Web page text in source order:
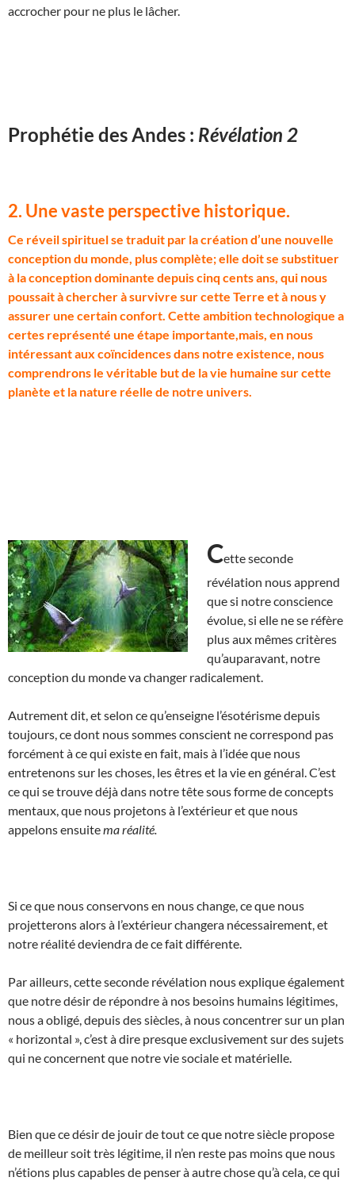
accrocher pour ne plus le lâcher.
Prophétie des Andes : Révélation 2
2. Une vaste perspective historique.
Ce réveil spirituel se traduit par la création d’une nouvelle
conception du monde, plus complète; elle doit se substituer
à la conception dominante depuis cinq cents ans, qui nous
poussait à chercher à survivre sur cette Terre et à nous y
assurer une certain confort. Cette ambition technologique a
certes représenté une étape importante,mais, en nous
intéressant aux coïncidences dans notre existence, nous
comprendrons le véritable but de la vie humaine sur cette
planète et la nature réelle de notre univers.
Cette seconde
révélation nous apprend
que si notre conscience
évolue, si elle ne se réfère
plus aux mêmes critères
qu’auparavant, notre
conception du monde va changer radicalement.
Autrement dit, et selon ce qu’enseigne l’ésotérisme depuis
toujours, ce dont nous sommes conscient ne correspond pas
forcément à ce qui existe en fait, mais à l’idée que nous
entretenons sur les choses, les êtres et la vie en général. C’est
ce qui se trouve déjà dans notre tête sous forme de concepts
mentaux, que nous projetons à l’extérieur et que nous
appelons ensuitema réalité.
Si ce que nous conservons en nous change, ce que nous
projetterons alors à l’extérieur changera nécessairement, et
notre réalité deviendra de ce fait différente.
Par ailleurs, cette seconde révélation nous explique également
que notre désir de répondre à nos besoins humains légitimes,
nous a obligé, depuis des siècles, à nous concentrer sur un plan
« horizontal », c’est à dire presque exclusivement sur des sujets
qui ne concernent que notre vie sociale et matérielle.
Bien que ce désir de jouir de tout ce que notre siècle propose
de meilleur soit très légitime, il n’en reste pas moins que nous
n’étions plus capables de penser à autre chose qu’à cela, ce qui